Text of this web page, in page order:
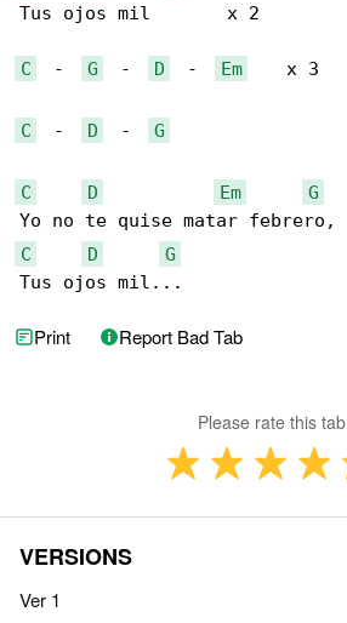
Tus ojos mil       x 2
C
  -
G
  -
D
  -
Em
    x 3
C
  -
D
  -
G
C D Em
G
C
D
G
Tus ojos mil...
Print Report Bad Tab
Please rate this tab
VERSIONS
Ver 1